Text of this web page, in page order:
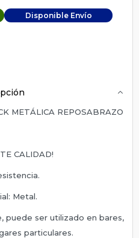
Disponible Envío
METÁLICA REPOSABRAZO
CALIDAD!
Metal.
puede ser utilizado en bares,
particulares.